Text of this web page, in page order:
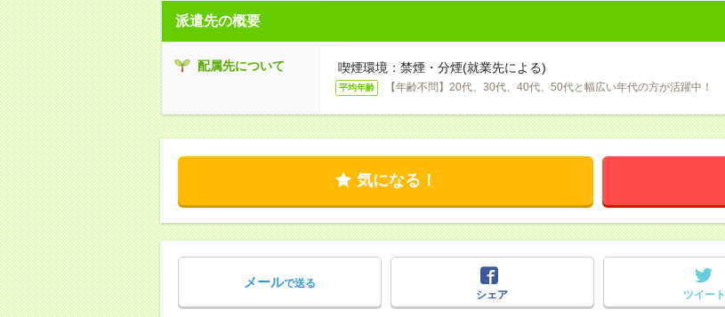
派遣先の概要
配属先について 喫煙環境：禁煙・分煙(就業先による)
平均年齢 【年齢不問】20代、30代、40代、50代と幅広い年代の方が活躍中！
気になる！
メールで送る
シェア
ツイート